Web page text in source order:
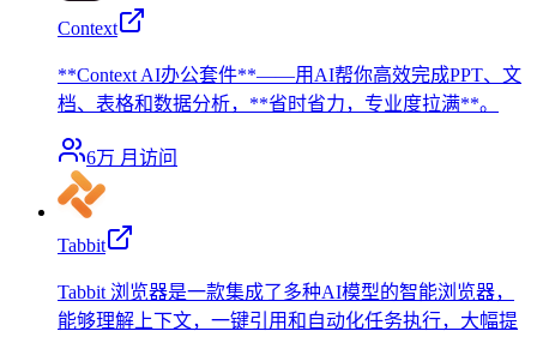
Context
**Context AI办公套件**——用AI帮你高效完成PPT、文
档、表格和数据分析，**省时省力，专业度拉满**。
6万 月访问
Tabbit
Tabbit 浏览器是一款集成了多种AI模型的智能浏览器，
能够理解上下文，一键引用和自动化任务执行，大幅提